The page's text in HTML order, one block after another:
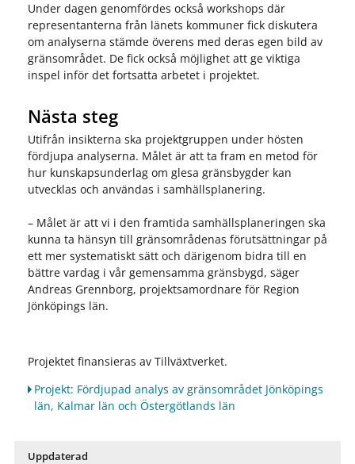
Under dagen genomfördes också workshops där
representanterna från länets kommuner fick diskutera
om analyserna stämde överens med deras egen bild av
gränsområdet. De fick också möjlighet att ge viktiga
inspel inför det fortsatta arbetet i projektet.
Nästa steg
Utifrån insikterna ska projektgruppen under hösten
fördjupa analyserna. Målet är att ta fram en metod för
hur kunskapsunderlag om glesa gränsbygder kan
utvecklas och användas i samhällsplanering.
– Målet är att vi i den framtida samhällsplaneringen ska
kunna ta hänsyn till gränsområdenas förutsättningar på
ett mer systematiskt sätt och därigenom bidra till en
bättre vardag i vår gemensamma gränsbygd, säger
Andreas Grennborg, projektsamordnare för Region
Jönköpings län.
Projektet finansieras av Tillväxtverket.
Projekt: Fördjupad analys av gränsområdet Jönköpings
län, Kalmar län och Östergötlands län
Uppdaterad